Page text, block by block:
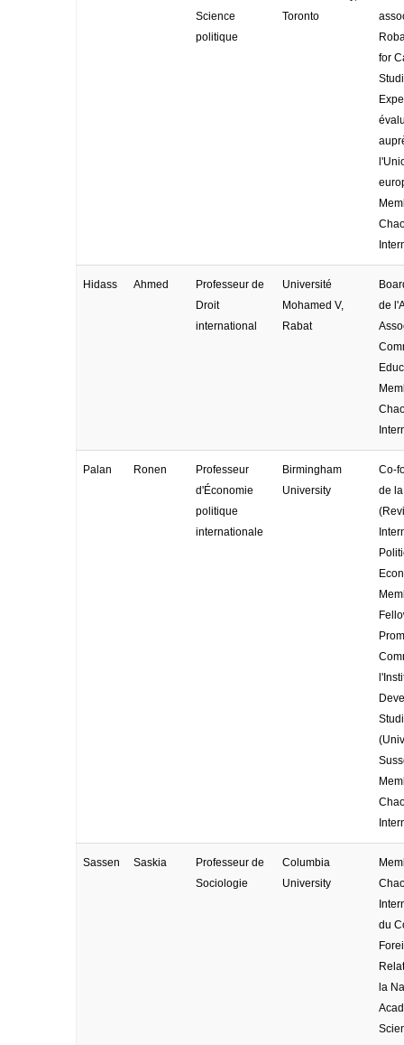
Science
politique
Toronto
for
Hidass Ahmed
Professeur de
Droit
international
Université
Mohamed V,
Rabat
de
Palan Ronen
Professeur
d'Économie
politique
internationale
Birmingham
University
Co-
de
Sassen Saskia
Professeur de
Sociologie
Columbia
University
du
la